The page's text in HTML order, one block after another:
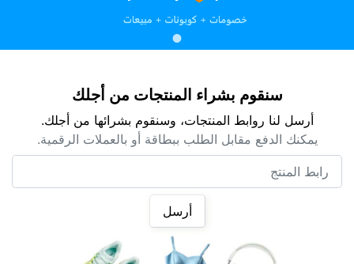
سنقوم بشراء المنتجات من أجلك
أرسل لنا روابط المنتجات، وسنقوم بشرائها من أجلك.
يمكنك الدفع مقابل الطلب ببطاقة أو بالعملات الرقمية.
أرسل